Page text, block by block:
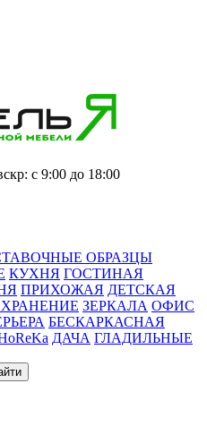
с 9:00 до 18:00
ОБРАЗЦЫ
КУХНЯ ГОСТИНАЯ
ПРИХОЖАЯ ДЕТСКАЯ
ЗЕРКАЛА ОФИС
БЕСКАРКАСНАЯ
ДАЧА ГЛАДИЛЬНЫЕ